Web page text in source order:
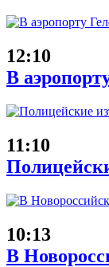
12:10
В
11:10
10:13
В